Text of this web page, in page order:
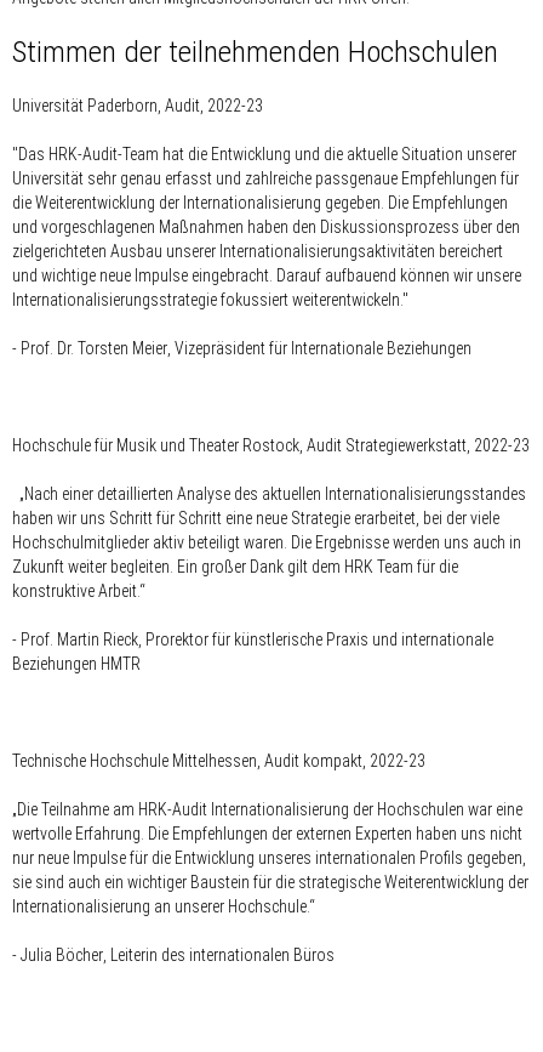
Angebote stehen allen Mitgliedshochschulen der HRK offen.
Stimmen der teilnehmenden Hochschulen
Universität Paderborn, Audit, 2022-23
"Das HRK-Audit-Team hat die Entwicklung und die aktuelle Situation unserer
Universität sehr genau erfasst und zahlreiche passgenaue Empfehlungen für
die Weiterentwicklung der Internationalisierung gegeben. Die Empfehlungen
und vorgeschlagenen Maßnahmen haben den Diskussionsprozess über den
zielgerichteten Ausbau unserer Internationalisierungsaktivitäten bereichert
und wichtige neue Impulse eingebracht. Darauf aufbauend können wir unsere
Internationalisierungsstrategie fokussiert weiterentwickeln."
- Prof. Dr. Torsten Meier, Vizepräsident für Internationale Beziehungen
Hochschule für Musik und Theater Rostock, Audit Strategiewerkstatt, 2022-23
„Nach einer detaillierten Analyse des aktuellen Internationalisierungsstandes
haben wir uns Schritt für Schritt eine neue Strategie erarbeitet, bei der viele
Hochschulmitglieder aktiv beteiligt waren. Die Ergebnisse werden uns auch in
Zukunft weiter begleiten. Ein großer Dank gilt dem HRK Team für die
konstruktive Arbeit.“
- Prof. Martin Rieck, Prorektor für künstlerische Praxis und internationale
Beziehungen HMTR
Technische Hochschule Mittelhessen, Audit kompakt, 2022-23
„Die Teilnahme am HRK-Audit Internationalisierung der Hochschulen war eine
wertvolle Erfahrung. Die Empfehlungen der externen Experten haben uns nicht
nur neue Impulse für die Entwicklung unseres internationalen Profils gegeben,
sie sind auch ein wichtiger Baustein für die strategische Weiterentwicklung der
Internationalisierung an unserer Hochschule.“
Julia Böcher, Leiterin des internationalen Büros